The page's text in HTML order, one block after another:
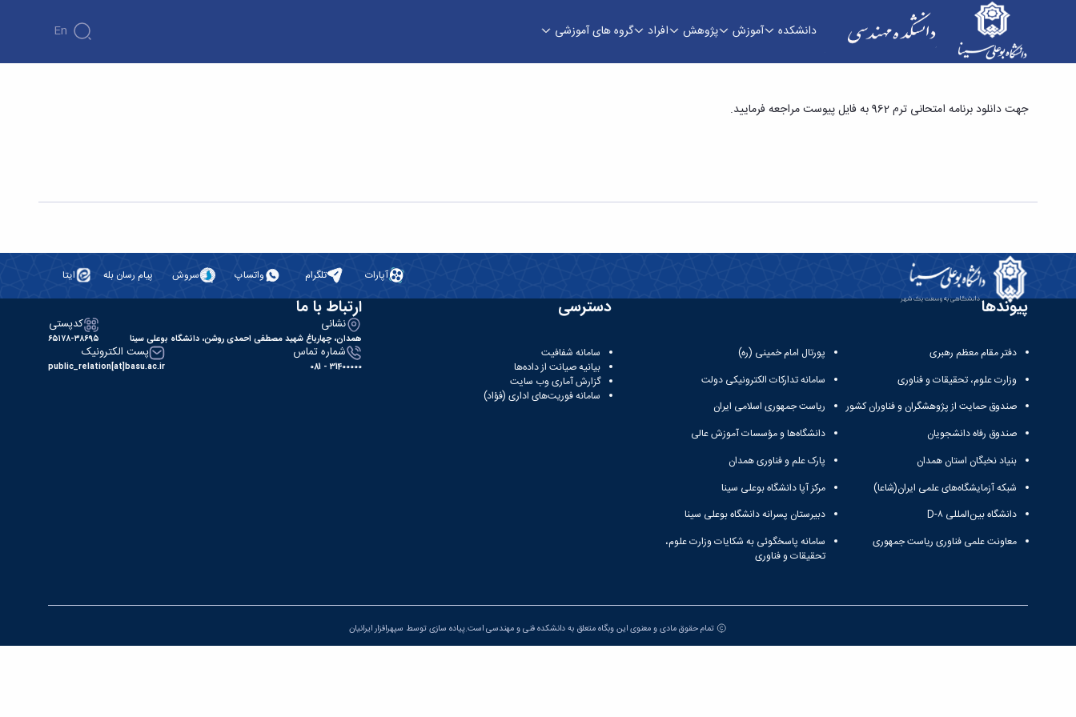
دانشکده آموزش پژوهش افراد گروه های آموزشی En
برنامه امتحانی 962 - دانشکده فنی و مهندسی
جهت دانلود برنامه امتحانی ترم 962 به فایل پیوست مراجعه فرمایید.
آپارات تلگرام واتساپ سروش پیام رسان بله ایتا
پیوندها
دفتر مقام معظم رهبری
وزارت علوم، تحقیقات و فناوری
صندوق حمایت از پژوهشگران و فناوران کشور
صندوق رفاه دانشجویان
بنیاد نخبگان استان همدان
شبکه آزمایشگاه‌های علمی ایران(شاعا)
دانشگاه بین‌المللی D-۸
معاونت علمی فناوری ریاست جمهوری
پورتال امام خمینی (ره)
سامانه تدارکات الکترونیکی دولت
ریاست جمهوری اسلامی ایران
دانشگاه‌ها و مؤسسات آموزش عالی
پارک علم و فناوری همدان
مرکز آپا دانشگاه بوعلی سینا
دبیرستان پسرانه دانشگاه بوعلی سینا
سامانه پاسخگوئی به شکایات وزارت علوم،
تحقیقات و فناوری
دسترسی
سامانه شفافیت
بیانیه صیانت از داده‌ها
گزارش آماری وب‌ سایت
سامانه فوریت‌های اداری (فؤاد)
ارتباط با ما
نشانی
همدان، چهارباغ شهید مصطفی احمدی روشن، دانشگاه بوعلی سینا
کدپستی
۶۵۱۷۸-۳۸۶۹۵
شماره تماس
31400000 - 081
پست الکترونیک
public_relation[at]basu.ac.ir
تمام حقوق مادی و معنوی این وبگاه متعلق به دانشکده فنی و مهندسی است.پیاده سازی توسط سپهرافزار ایرانیان